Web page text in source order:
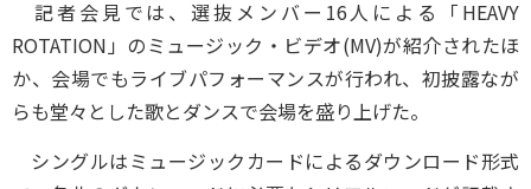
記者会見では、選抜メンバー16人による「HEAVY
ROTATION」のミュージック・ビデオ(MV)が紹介されたほ
か、会場でもライブパフォーマンスが行われ、初披露なが
らも堂々とした歌とダンスで会場を盛り上げた。
シングルはミュージックカードによるダウンロード形式